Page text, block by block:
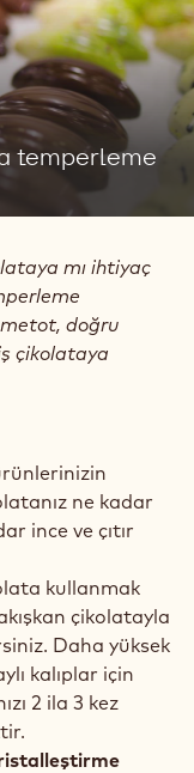
temperleme
mı ihtiyaç
doğru
çikolataya
ne kadar
ince ve çıtır
kullanmak
çikolatayla
Daha yüksek
kalıplar için
2 ila 3 kez